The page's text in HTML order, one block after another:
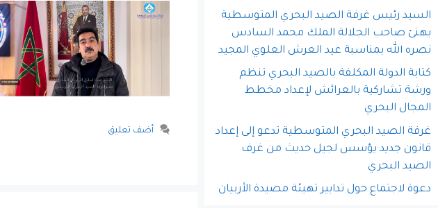
أضف تعليق
السيد رئيس غرفة الصيد البحري المتوسطية
يهنئ صاحب الجلالة الملك محمد السادس
نصره الله بمناسبة عيد العرش العلوي المجيد
كتابة الدولة المكلفة بالصيد البحري تنظم
ورشة تشاركية بالعرائش لإعداد مخطط
المجال البحري
غرفة الصيد البحري المتوسطية تدعو إلى إعداد
قانون جديد يؤسس لجيل حديث من غرف
الصيد البحري
دعوة لاجتماع حول تدابير تهيئة مصيدة الأربيان